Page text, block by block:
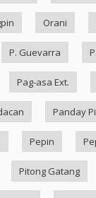
Orani
P. Guevarra
Pag-asa Ext.
Panday
Pepin
Pitong Gatang